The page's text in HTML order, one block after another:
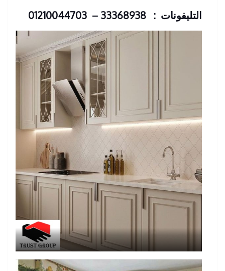
التليفونات : 33368938 – 01210044703